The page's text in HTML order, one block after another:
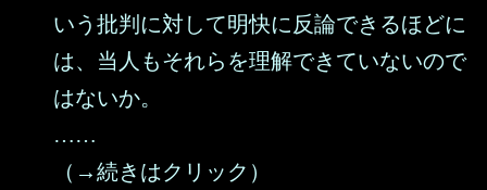
いう批判に対して明快に反論できるほどに
は、当人もそれらを理解できていないので
はないか。
……
（→続きはクリック）